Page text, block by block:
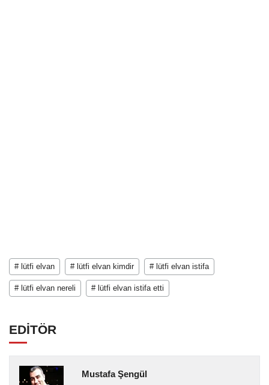
# lütfi elvan # lütfi elvan kimdir # lütfi elvan istifa
# lütfi elvan nereli # lütfi elvan istifa etti
EDİTÖR
Mustafa Şengül